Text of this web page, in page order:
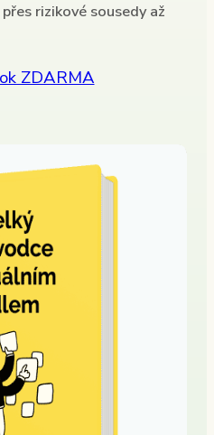
rizikové sousedy až
ZDARMA